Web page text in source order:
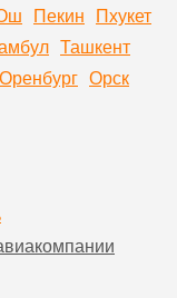
Пекин Пхукет
Ташкент
Оренбург Орск